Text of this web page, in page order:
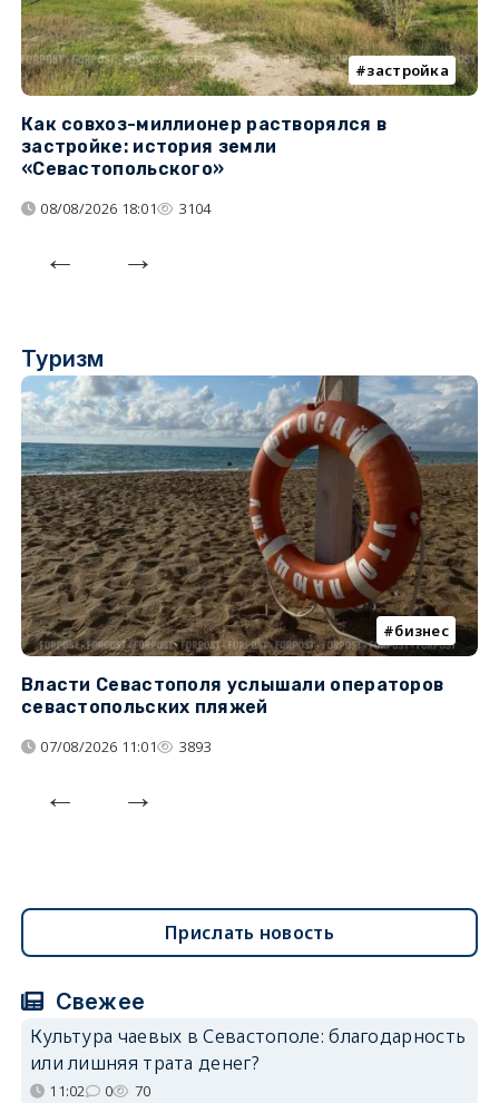
застройка
Как совхоз-миллионер растворялся в
застройке: история земли
«Севастопольского»
08/08/2026 18:01 3104
Туризм
бизнес
Власти Севастополя услышали операторов
севастопольских пляжей
07/08/2026 11:01 3893
Прислать новость
Свежее
Культура чаевых в Севастополе: благодарность
или лишняя трата денег?
11:02 0 70